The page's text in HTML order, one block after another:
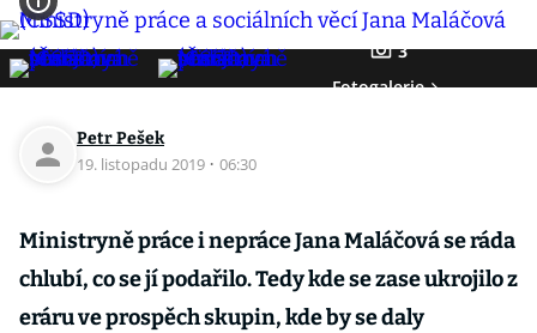
3
Fotogalerie
Petr Pešek
19. listopadu 2019 · 06:30
Ministryně práce i nepráce Jana Maláčová se ráda
chlubí, co se jí podařilo. Tedy kde se zase ukrojilo z
eráru ve prospěch skupin, kde by se daly